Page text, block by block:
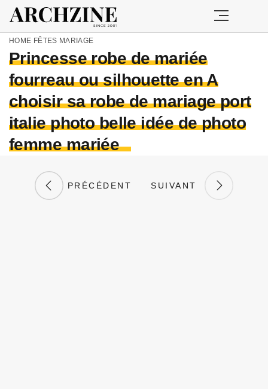
HOME FÊTES MARIAGE
Princesse robe de mariée
fourreau ou silhouette en A
choisir sa robe de mariage port
italie photo belle idée de photo
femme mariée
PRÉCÉDENT SUIVANT